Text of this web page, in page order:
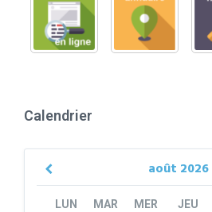
Calendrier
août 2026
Previous
LUN MAR MER JEU